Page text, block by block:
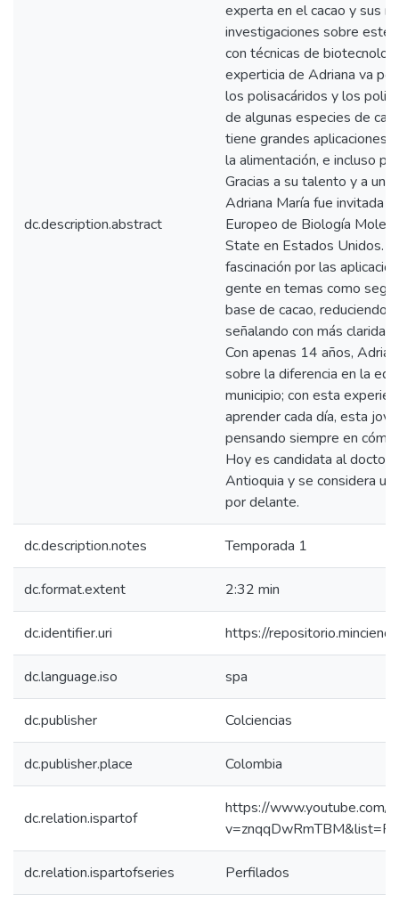
dc.description.abstract
experta en el cacao y sus
investigaciones sobre este
con técnicas de
experticia de Adriana va
los polisacáridos y los
de algunas especies de
tiene grandes aplicaciones
la alimentación, e incluso
Gracias a su talento y a un
Adriana María fue invitada
Europeo de Biología
State en Estados Unidos.
fascinación por las
gente en temas como
base de cacao, reduciendo
señalando con más
Con apenas 14 años,
sobre la diferencia en la
municipio; con esta
aprender cada día, esta
pensando siempre en
Hoy es candidata al
Antioquia y se considera
por delante.
dc.description.notes Temporada 1
dc.format.extent 2:32 min
dc.identifier.uri https://
dc.language.iso spa
dc.publisher Colciencias
dc.publisher.place Colombia
dc.relation.ispartof
https://www.youtube.com/
dc.relation.ispartofseries Perfilados